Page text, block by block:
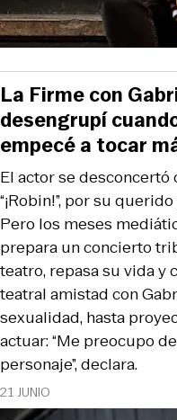
21 JUNIO
El actor se
“¡Robin!”, por su
Pero los meses
prepara un concierto
teatro, repasa su vida y
teatral amistad con
sexualidad, hasta
actuar: “Me preocupo
personaje”, declara.
La Firme con
desengrupí
empecé a tocar